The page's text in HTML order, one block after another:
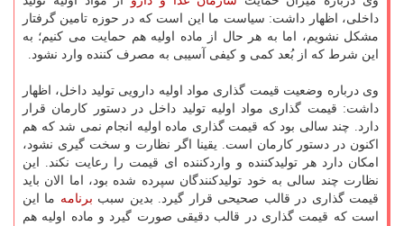
داخلی، اظهار داشت: سیاست ما این است كه در حوزه تامین گرفتار
مشكل نشویم، اما به هر حال از ماده اولیه هم حمایت می كنیم؛ به
این شرط كه از بُعد كمی و كیفی آسیبی به مصرف كننده وارد نشود.
وی درباره وضعیت قیمت گذاری مواد اولیه دارویی تولید داخل، اظهار
داشت: قیمت گذاری مواد اولیه تولید داخل در دستور كارمان قرار
دارد. چند سالی بود كه قیمت گذاری ماده اولیه انجام نمی شد كه هم
اكنون در دستور كارمان است. یقینا اگر نظارت و سخت گیری نشود،
امكان دارد هر تولیدكننده و واردكننده ای قیمت را رعایت نكند. این
نظارت چند سالی به خود تولیدكنندگان سپرده شده بود، اما الان باید
قیمت گذاری در قالب صحیحی قرار گیرد. بدین سبب برنامه ما این
است كه قیمت گذاری در قالب دقیقی صورت گیرد و ماده اولیه هم